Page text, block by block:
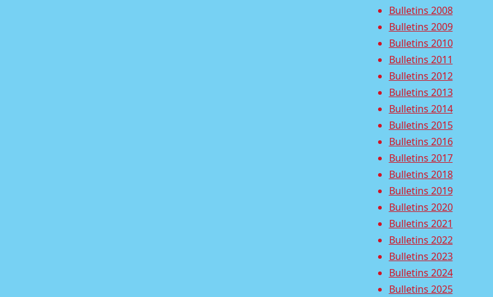
Bulletins 2008
Bulletins 2009
Bulletins 2010
Bulletins 2011
Bulletins 2012
Bulletins 2013
Bulletins 2014
Bulletins 2015
Bulletins 2016
Bulletins 2017
Bulletins 2018
Bulletins 2019
Bulletins 2020
Bulletins 2021
Bulletins 2022
Bulletins 2023
Bulletins 2024
Bulletins 2025